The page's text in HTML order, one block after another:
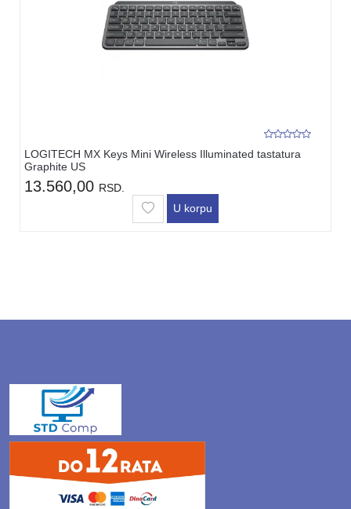
LOGITECH MX Keys Mini Wireless Illuminated tastatura
Graphite US
13.560,00 RSD.
U korpu